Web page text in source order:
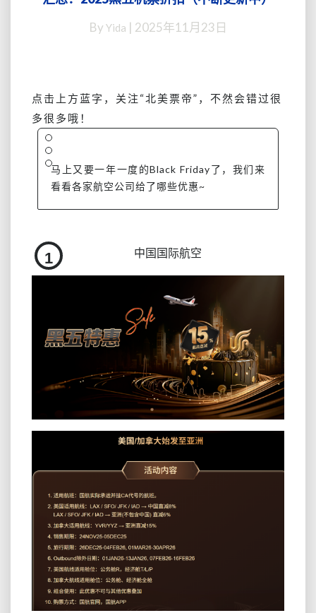
2025
票
折
更
新
By Yida 2025年11月23日
点击上方蓝字，关注 “北美票帝” ，不然会错过很
多很多哦！
马上又要一年一度的Black Friday了，我们来
看看各家航空公司给了哪些优惠~
1 中国国际航空